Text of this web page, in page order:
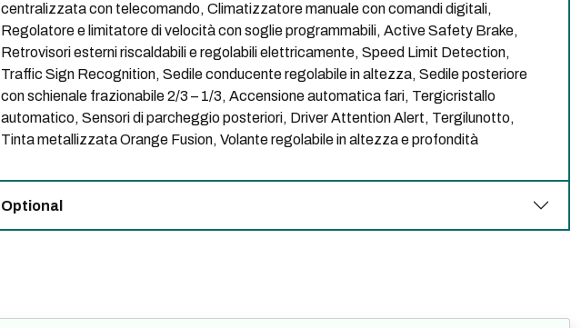
centralizzata con telecomando, Climatizzatore manuale con comandi digitali,
Regolatore e limitatore di velocità con soglie programmabili, Active Safety Brake,
Retrovisori esterni riscaldabili e regolabili elettricamente, Speed Limit Detection,
Traffic Sign Recognition, Sedile conducente regolabile in altezza, Sedile posteriore
con schienale frazionabile 2/3 – 1/3, Accensione automatica fari, Tergicristallo
automatico, Sensori di parcheggio posteriori, Driver Attention Alert, Tergilunotto,
Tinta metallizzata Orange Fusion, Volante regolabile in altezza e profondità
Optional